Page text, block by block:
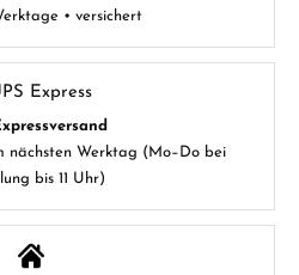
• versichert
nächsten Werktag (Mo–Do bei
bis 11 Uhr)